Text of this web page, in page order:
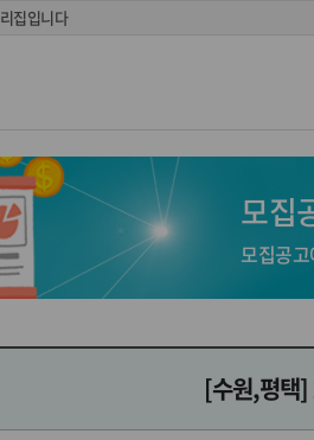
집입니다
모집
모집공
[수원,평택]